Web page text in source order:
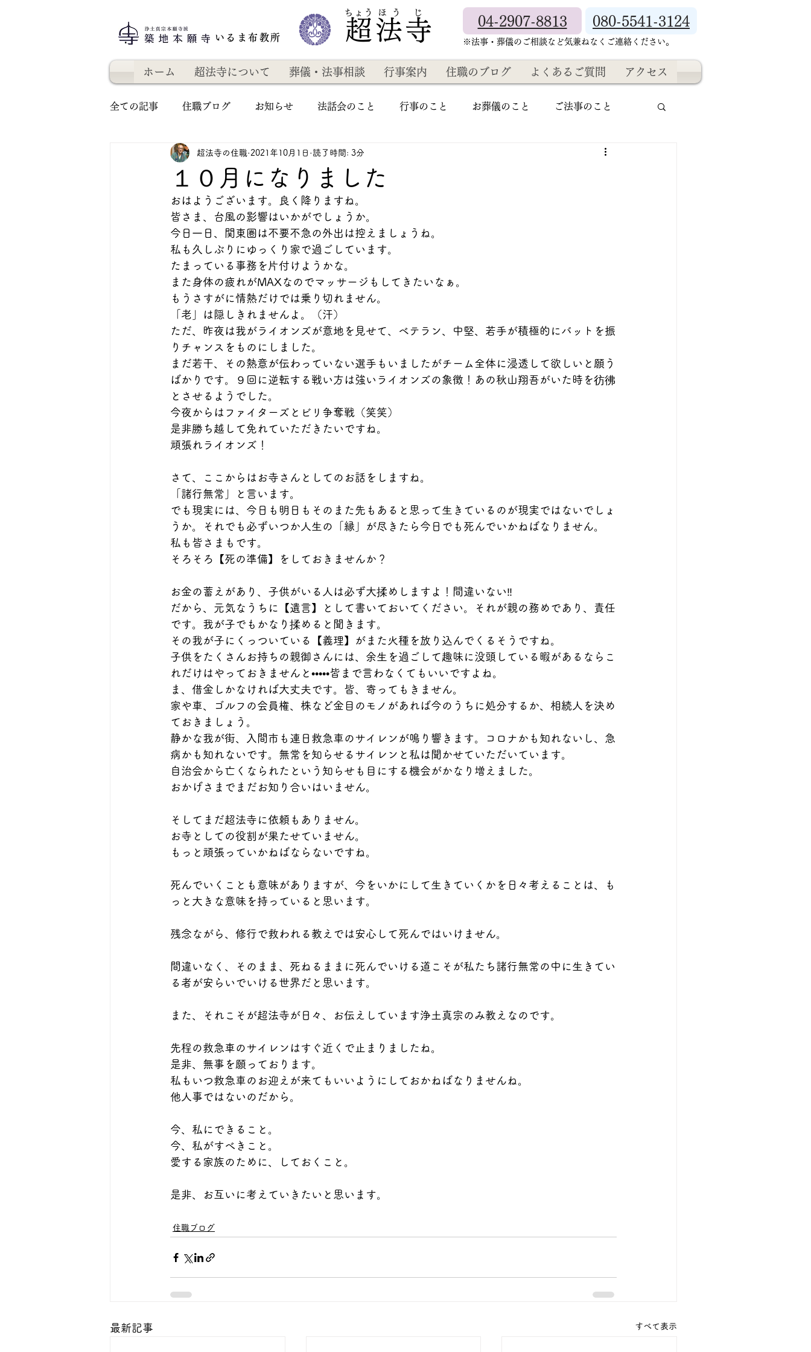
いるま布教所 超法寺
​ちょう ほ う じ
04-2907-8813 080-5541-3124
​※法事・葬儀のご相談など気兼ねなくご連絡ください。
ホーム 超法寺について 葬儀・法事相談 行事案内 住職のブログ よくあるご質問 アクセス
全ての記事 住職ブログ お知らせ 法話会のこと 行事のこと お葬儀のこと ご法事のこと
１０月になりました
超法寺の住職 2021年10月1日 読了時間: 3分
おはようございます。良く降りますね。
皆さま、台風の影響はいかがでしょうか。
今日一日、関東圏は不要不急の外出は控えましょうね。
私も久しぶりにゆっくり家で過ごしています。
たまっている事務を片付けようかな。
また身体の疲れがMAXなのでマッサージもしてきたいなぁ。
もうさすがに情熱だけでは乗り切れません。
「老」は隠しきれませんよ。（汗）
ただ、昨夜は我がライオンズが意地を見せて、ベテラン、中堅、若手が積極的にバットを振
りチャンスをものにしました。
まだ若干、その熱意が伝わっていない選手もいましたがチーム全体に浸透して欲しいと願う
ばかりです。９回に逆転する戦い方は強いライオンズの象徴！あの秋山翔吾がいた時を彷彿
とさせるようでした。
今夜からはファイターズとビリ争奪戦（笑笑）
是非勝ち越して免れていただきたいですね。
頑張れライオンズ！
さて、ここからはお寺さんとしてのお話をしますね。
「諸行無常」と言います。
でも現実には、今日も明日もそのまた先もあると思って生きているのが現実ではないでしょ
うか。それでも必ずいつか人生の「縁」が尽きたら今日でも死んでいかねばなりません。
私も皆さまもです。
そろそろ【死の準備】をしておきませんか？
お金の蓄えがあり、子供がいる人は必ず大揉めしますよ！間違いない‼️
だから、元気なうちに【遺言】として書いておいてください。それが親の務めであり、責任
です。我が子でもかなり揉めると聞きます。
その我が子にくっついている【義理】がまた火種を放り込んでくるそうですね。
子供をたくさんお持ちの親御さんには、余生を過ごして趣味に没頭している暇があるならこ
れだけはやっておきませんと•••••皆まで言わなくてもいいですよね。
ま、借金しかなければ大丈夫です。皆、寄ってもきません。
家や車、ゴルフの会員権、株など金目のモノがあれば今のうちに処分するか、相続人を決め
ておきましょう。
静かな我が街、入間市も連日救急車のサイレンが鳴り響きます。コロナかも知れないし、急
病かも知れないです。無常を知らせるサイレンと私は聞かせていただいています。
自治会から亡くなられたという知らせも目にする機会がかなり増えました。
おかげさまでまだお知り合いはいません。
そしてまだ超法寺に依頼もありません。
お寺としての役割が果たせていません。
もっと頑張っていかねばならないですね。
死んでいくことも意味がありますが、今をいかにして生きていくかを日々考えることは、も
っと大きな意味を持っていると思います。
残念ながら、修行で救われる教えでは安心して死んではいけません。
間違いなく、そのまま、死ねるままに死んでいける道こそが私たち諸行無常の中に生きてい
る者が安らいでいける世界だと思います。
また、それこそが超法寺が日々、お伝えしています浄土真宗のみ教えなのです。
先程の救急車のサイレンはすぐ近くで止まりましたね。
是非、無事を願っております。
私もいつ救急車のお迎えが来てもいいようにしておかねばなりませんね。
他人事ではないのだから。
今、私にできること。
今、私がすべきこと。
愛する家族のために、しておくこと。
是非、お互いに考えていきたいと思います。
住職ブログ
最新記事 すべて表示